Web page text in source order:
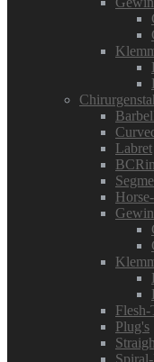
Labret
Flesh-
Plug's